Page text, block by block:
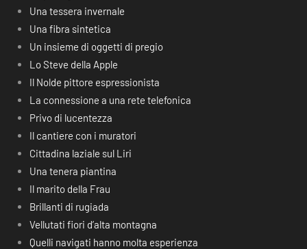
Una tessera invernale
Una fibra sintetica
Un insieme di oggetti di pregio
Lo Steve della Apple
Il Nolde pittore espressionista
La connessione a una rete telefonica
Privo di lucentezza
Il cantiere con i muratori
Cittadina laziale sul Liri
Una tenera piantina
Il marito della Frau
Brillanti di rugiada
Vellutati fiori d’alta montagna
Quelli navigati hanno molta esperienza